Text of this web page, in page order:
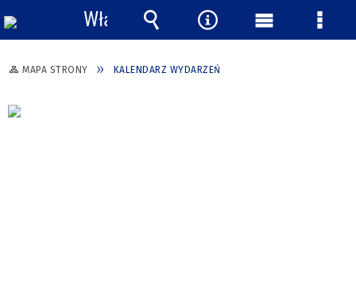
MAPA STRONY KALENDARZ WYDARZEŃ
Włącz
powiadomienia
Wyszukiwarka
Narzędzia
Menu Menu